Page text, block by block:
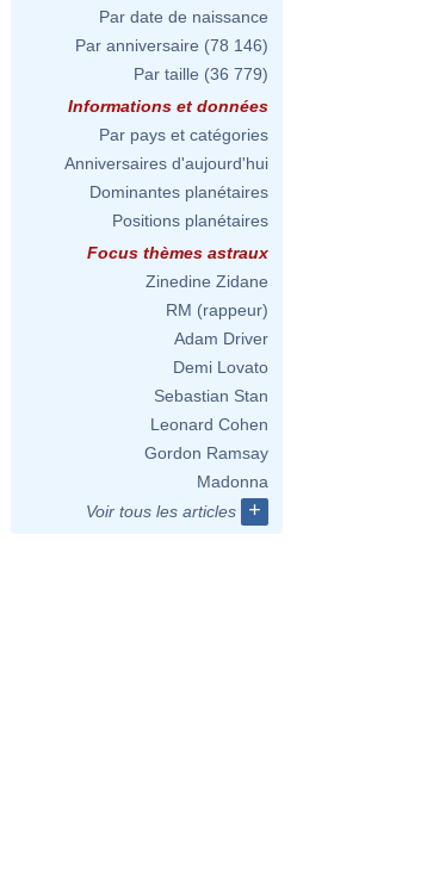
Par date de naissance
Par anniversaire (78 146)
Par taille (36 779)
Informations et données
Par pays et catégories
Anniversaires d'aujourd'hui
Dominantes planétaires
Positions planétaires
Focus thèmes astraux
Zinedine Zidane
RM (rappeur)
Adam Driver
Demi Lovato
Sebastian Stan
Leonard Cohen
Gordon Ramsay
Madonna
Voir tous les articles
+